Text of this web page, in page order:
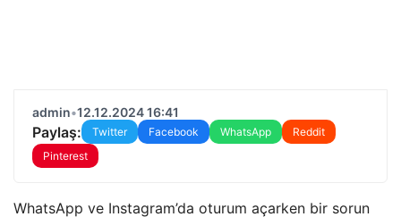
admin•12.12.2024 16:41
Paylaş: Twitter Facebook WhatsApp
Reddit
Pinterest
WhatsApp ve Instagram’da oturum açarken bir sorun